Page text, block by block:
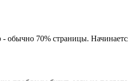
- обычно 70% страницы.